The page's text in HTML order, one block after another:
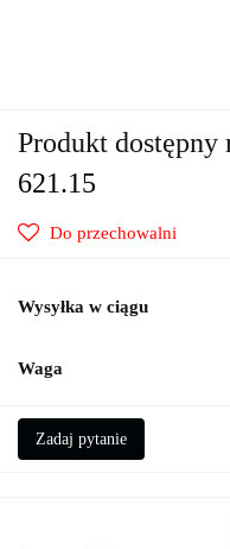
Produkt dostępny
621.15
Do przechowalni
Wysyłka w ciągu
Waga
Zadaj pytanie